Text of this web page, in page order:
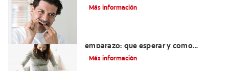
Más información
embarazo: qué esperar y cómo
tratarlos
Más información